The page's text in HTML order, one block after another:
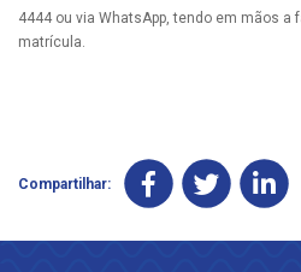
4444 ou via WhatsApp, tendo em mãos a
matrícula.
Compartilhar: